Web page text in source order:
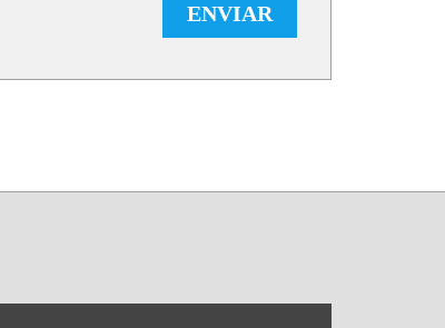
ENVIAR